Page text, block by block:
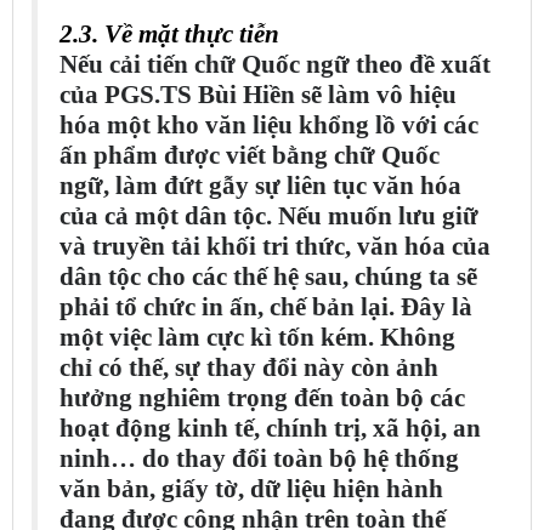
2.3. Về mặt thực tiễn
Nếu cải tiến chữ Quốc ngữ theo đề xuất
của PGS.TS Bùi Hiền sẽ làm vô hiệu
hóa một kho văn liệu khổng lồ với các
ấn phẩm được viết bằng chữ Quốc
ngữ, làm đứt gẫy sự liên tục văn hóa
của cả một dân tộc. Nếu muốn lưu giữ
và truyền tải khối tri thức, văn hóa của
dân tộc cho các thế hệ sau, chúng ta sẽ
phải tổ chức in ấn, chế bản lại. Đây là
một việc làm cực kì tốn kém. Không
chỉ có thế, sự thay đổi này còn ảnh
hưởng nghiêm trọng đến toàn bộ các
hoạt động kinh tế, chính trị, xã hội, an
ninh… do thay đổi toàn bộ hệ thống
văn bản, giấy tờ, dữ liệu hiện hành
đang được công nhận trên toàn thế